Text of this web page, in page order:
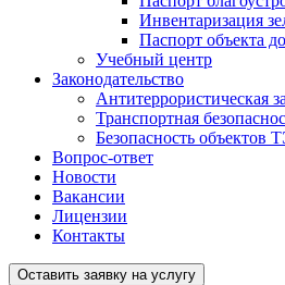
Инвентаризация
Паспорт объекта
Учебный центр
Законодательство
Антитеррористическая
Транспортная
Безопасность объектов
Вопрос-ответ
Новости
Вакансии
Лицензии
Контакты
Оставить заявку на услугу